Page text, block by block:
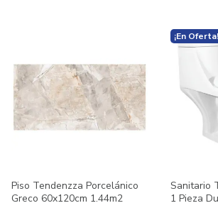
Piso Tendenzza Porcelánico
Greco 60x120cm 1.44m2
¡En Oferta!
Sanitario
1 Pieza